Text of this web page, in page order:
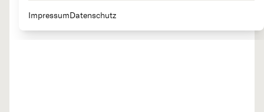
ImpressumDatenschutz